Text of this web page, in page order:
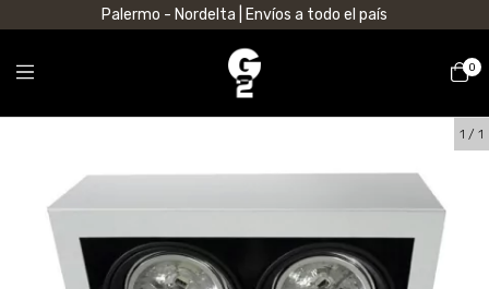
Palermo - Nordelta | Envíos a todo el país
0
1 / 1